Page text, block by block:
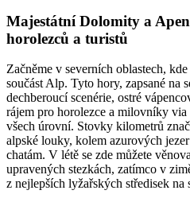
Majestátní Dolomity a
horolezců a turistů
Začněme v severních oblastech,
součást Alp. Tyto hory, zapsané na
dechberoucí scenérie, ostré
rájem pro horolezce a milovníky
všech úrovní. Stovky kilometrů
alpské louky, kolem azurových
chatám. V létě se zde můžete
upravených stezkách, zatímco v
z nejlepších lyžařských středisek na